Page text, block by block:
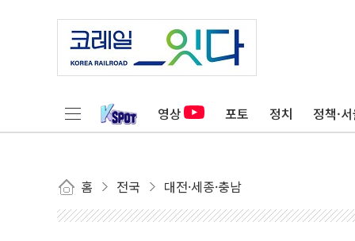
영상 포토 정치 정책·
홈 전국 대전·세종·충남